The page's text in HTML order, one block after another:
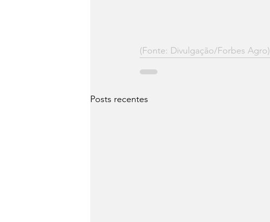
(Fonte: Divulgação/Forbes Agro)
Posts recentes